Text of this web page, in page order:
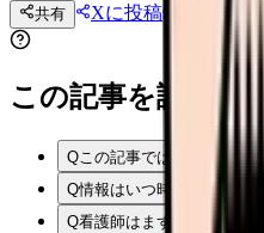
共有 Xに投稿
この記事を読む前
Qこの記事では何を確認でき
Q情報はいつ時点のもので
Q看護師はまず何から確認